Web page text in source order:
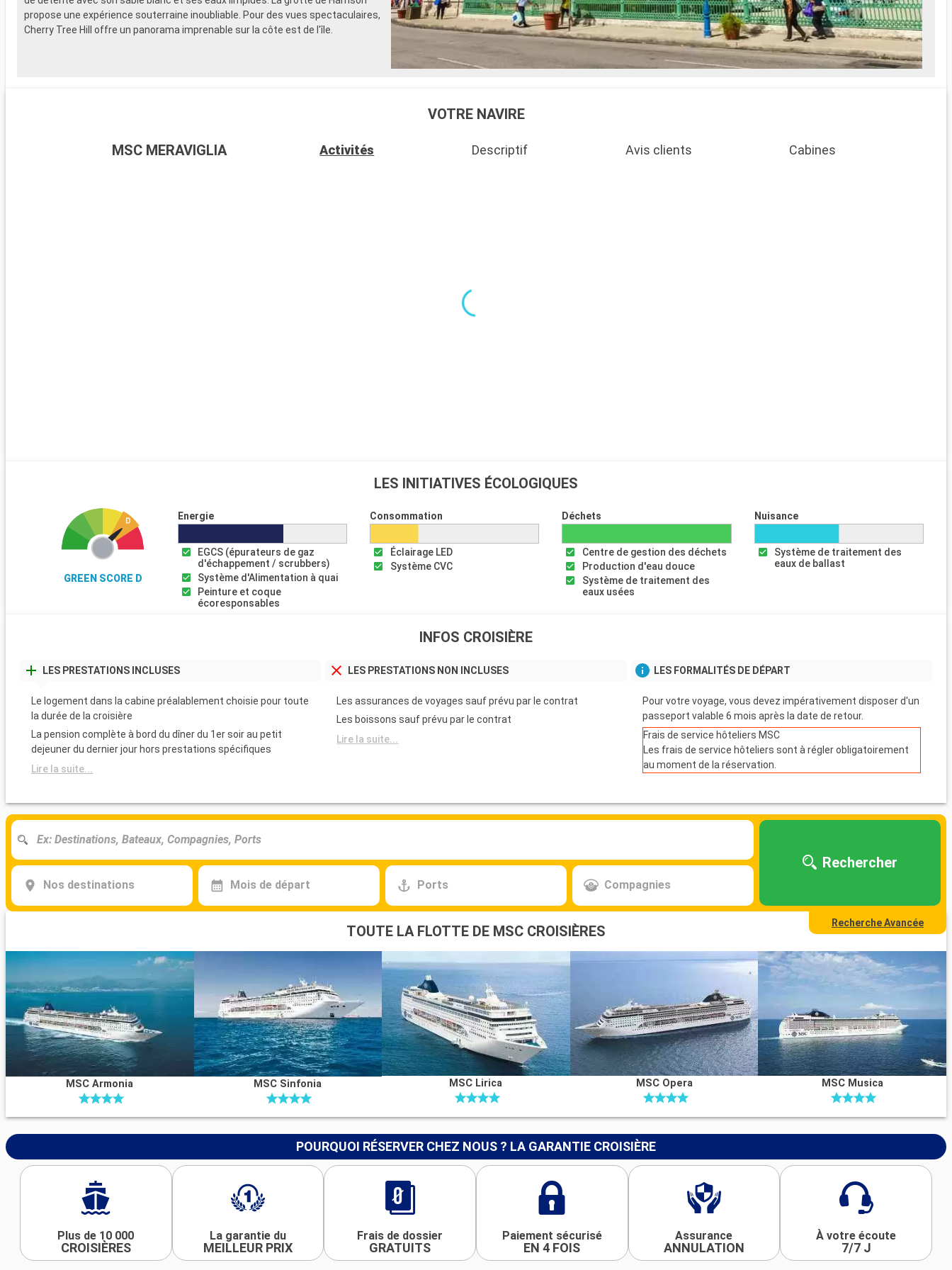
pour les adultes)
- 40% de réduction sur un forfait Spa
sélectionné prépayé
- 10% de réduction sur tous les soins Spa
réservés à bord
charge des bagages
- Points MSC Voyagers Club
propose une expérience souterraine inoubliable. Pour des vues spectaculaires,
Cherry Tree Hill offre un panorama imprenable sur la côte est de l'île.
VOTRE NAVIRE
MSC MERAVIGLIA Activités Descriptif Avis clients Cabines
LES INITIATIVES ÉCOLOGIQUES
GREEN SCORE D
Energie
EGCS (épurateurs de gaz
d'échappement / scrubbers)
Système d'Alimentation à quai
Peinture et coque
écoresponsables
Consommation
Éclairage LED
Système CVC
Déchets
Centre de gestion des déchets
Production d'eau douce
Système de traitement des
eaux usées
Nuisance
Système de traitement des
eaux de ballast
INFOS CROISIÈRE
LES PRESTATIONS INCLUSES
Le logement dans la cabine préalablement choisie pour toute
la durée de la croisière
La pension complète à bord du dîner du 1er soir au petit
dejeuner du dernier jour hors prestations spécifiques
Lire la suite...
LES PRESTATIONS NON INCLUSES
Les assurances de voyages sauf prévu par le contrat
Les boissons sauf prévu par le contrat
Lire la suite...
LES FORMALITÉS DE DÉPART
Pour votre voyage, vous devez impérativement disposer d'un
passeport valable 6 mois après la date de retour.
Frais de service hôteliers MSC
Les frais de service hôteliers sont à régler obligatoirement
au moment de la réservation.
Nos destinations Mois de départ Ports Compagnies
Rechercher
Recherche Avancée
TOUTE LA FLOTTE DE MSC CROISIÈRES
MSC Armonia MSC Sinfonia MSC Lirica MSC Opera MSC Musica
POURQUOI RÉSERVER CHEZ NOUS ? LA GARANTIE CROISIÈRE
Plus de 10 000
CROISIÈRES
La garantie du
MEILLEUR PRIX
Frais de dossier
GRATUITS
Paiement sécurisé
EN 4 FOIS
Assurance
ANNULATION
À votre écoute
7/7 J